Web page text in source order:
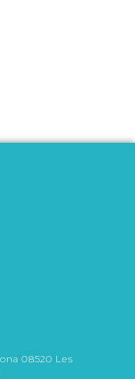
08520 Les